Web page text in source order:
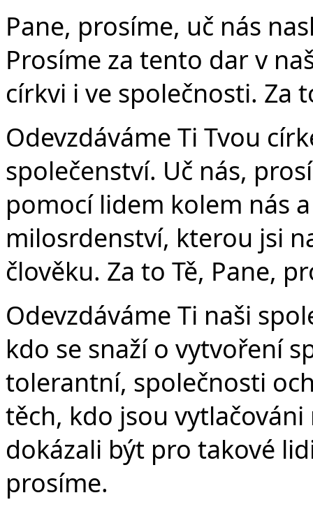
Pane, prosíme, uč nás
Prosíme za tento dar v
církvi i ve společnosti. Za
Odevzdáváme Ti Tvou
společenství. Uč nás,
pomocí lidem kolem nás
milosrdenství, kterou jsi
člověku. Za to Tě, Pane,
Odevzdáváme Ti naši
kdo se snaží o vytvoření
tolerantní, společnosti
těch, kdo jsou
dokázali být pro takové
prosíme.